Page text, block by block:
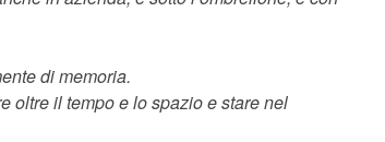
di memoria.
oltre il tempo e lo spazio e stare nel